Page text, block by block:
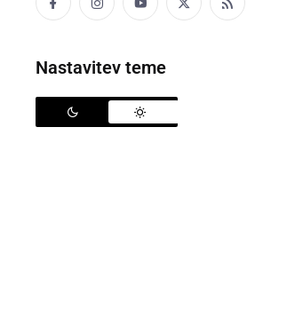
Nastavitev teme
Križevci utrjujejo
kot 190.000 evri